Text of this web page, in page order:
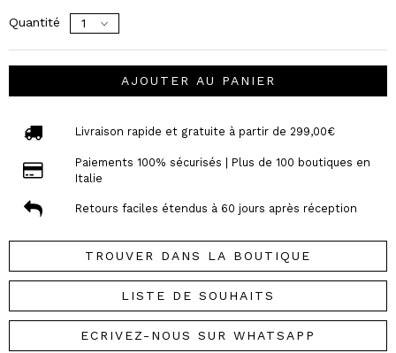
Quantité
AJOUTER AU PANIER
Livraison rapide et gratuite à partir de 299,00€
Paiements 100% sécurisés | Plus de 100 boutiques en
Italie
Retours faciles étendus à 60 jours après réception
TROUVER DANS LA BOUTIQUE
LISTE DE SOUHAITS
ECRIVEZ-NOUS SUR WHATSAPP